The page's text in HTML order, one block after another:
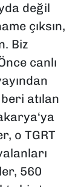
değil
çıksın,
Biz
canlı
atılan
o TGRT
560